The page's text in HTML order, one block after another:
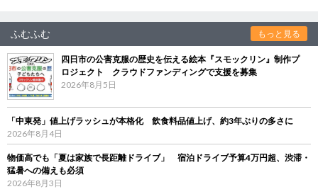
ふむふむ もっと見る
四日市の公害克服の歴史を伝える絵本『スモックリン』制作プ
ロジェクト クラウドファンディングで支援を募集
2026年8月5日
「中東発」値上げラッシュが本格化 飲食料品値上げ、約3年ぶりの多さに
2026年8月4日
物価高でも「夏は家族で長距離ドライブ」 宿泊ドライブ予算4万円超、渋滞・
猛暑への備えも必須
2026年8月3日